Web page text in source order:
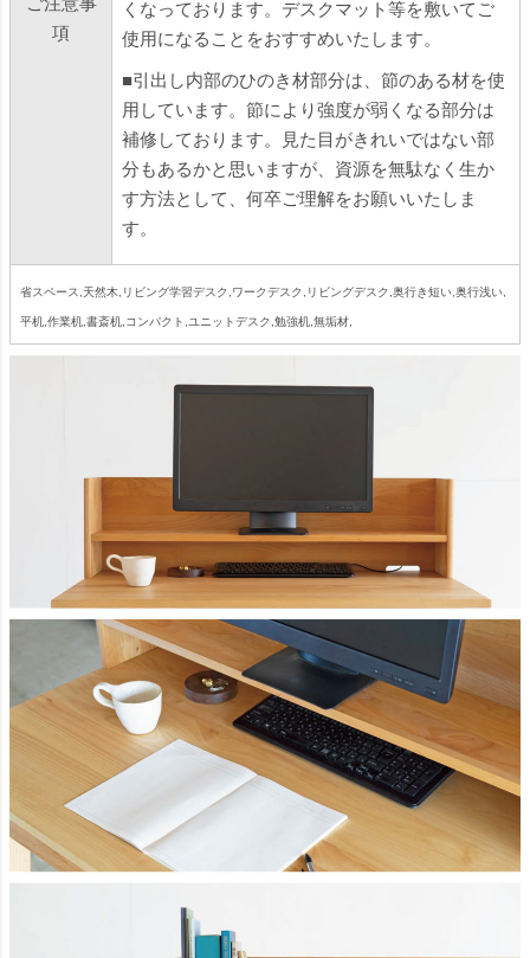
項
くなっております。デスクマット等を敷いてご
使用になることをおすすめいたします。
■引出し内部のひのき材部分は、節のある材を使
用しています。節により強度が弱くなる部分は
補修しております。見た目がきれいではない部
分もあるかと思いますが、資源を無駄なく生か
す方法として、何卒ご理解をお願いいたしま
す。
省スペース,天然木,リビング学習デスク,ワークデスク,リビングデスク,奥行き短い,奥行浅い,
平机,作業机,書斎机,コンパクト,ユニットデスク,勉強机,無垢材,